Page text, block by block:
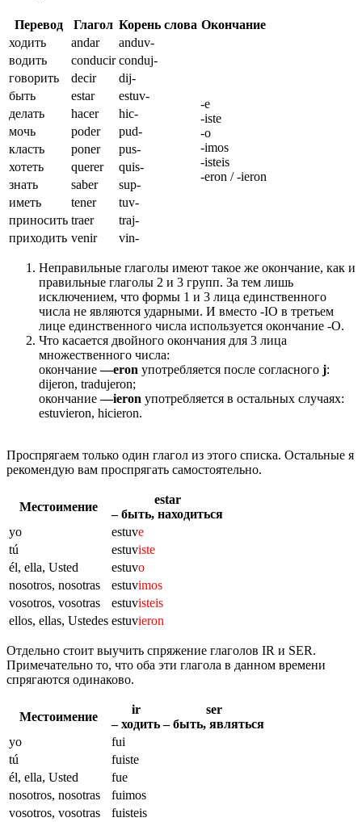
Перевод Глагол Корень слова Окончание
ходить
andar anduv-
-e
-iste
-o
-imos
-isteis
-eron / -ieron
водить conducir conduj-
говорить
decir
dij-
быть
estar
estuv-
делать
hacer
hic-
мочь
poder
pud-
класть
poner
pus-
хотеть
querer
quis-
знать
saber
sup-
иметь
tener
tuv-
приносить traer
traj-
приходить venir vin-
Неправильные глаголы имеют такое же окончание, как и
правильные глаголы 2 и 3 групп. За тем лишь
исключением, что формы 1 и 3 лица единственного
числа не являются ударными. И вместо -IO в третьем
лице единственного числа используется окончание -О.
Что касается двойного окончания для 3 лица
множественного числа:
окончание—eron употребляется после согласного j:
dijeron, tradujeron;
окончание—ieron употребляется в остальных случаях:
estuvieron, hicieron.
Проспрягаем только один глагол из этого списка. Остальные я
рекомендую вам проспрягать самостоятельно.
Местоимение
estar
– быть, находиться
yo
estuve
tú
estuviste
él, ella, Usted
estuvo
nosotros, nosotras
estuvimos
vosotros, vosotras
estuvisteis
ellos, ellas, Ustedes estuvieron
Отдельно стоит выучить спряжение глаголов IR и SER.
Примечательно то, что оба эти глагола в данном времени
спрягаются одинаково.
Местоимение
ir
– ходить
ser
– быть, являться
yo
fui
tú
fuiste
él, ella, Usted
fue
nosotros, nosotras
fuimos
vosotros, vosotras
fuisteis